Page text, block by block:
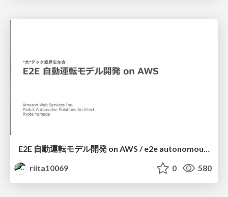
E2E 自動運転モデル開発 on AWS / e2e autonomous driving on aws
riita10069
0 580